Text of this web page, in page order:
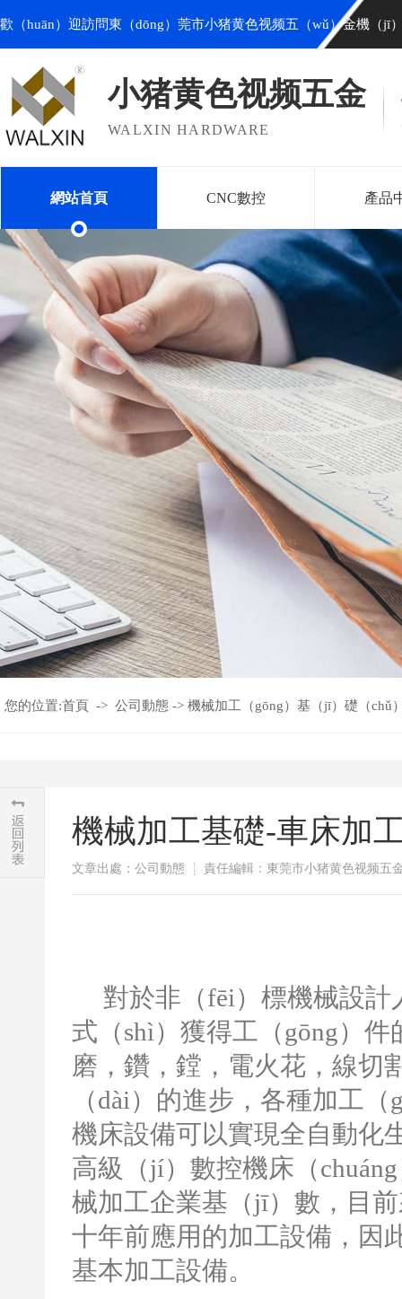
歡（huān）迎訪問東（dōng）莞市小猪黄色视频五（wǔ）金機（jī
小猪黄色视频五金
WALXIN HARDWARE
網站首頁 CNC數控 產品
您的位置:首頁 -> 公司動態 -> 機械加工（gōng）基（jī）礎（chǔ
機械加工基礎-車床加
文章出處：公司動態 責任編輯：東莞市小猪黄色视频五
對於非（fēi）標機械設
式（shì）獲得工（gōng）
磨，鑽，鏜，電火花，線切
（dài）的進步，各種加工
機床設備可以實現全自動化
高級（jí）數控機床（
械加工企業基（jī）數，目
十年前應用的加工設備，因
基本加工設備。